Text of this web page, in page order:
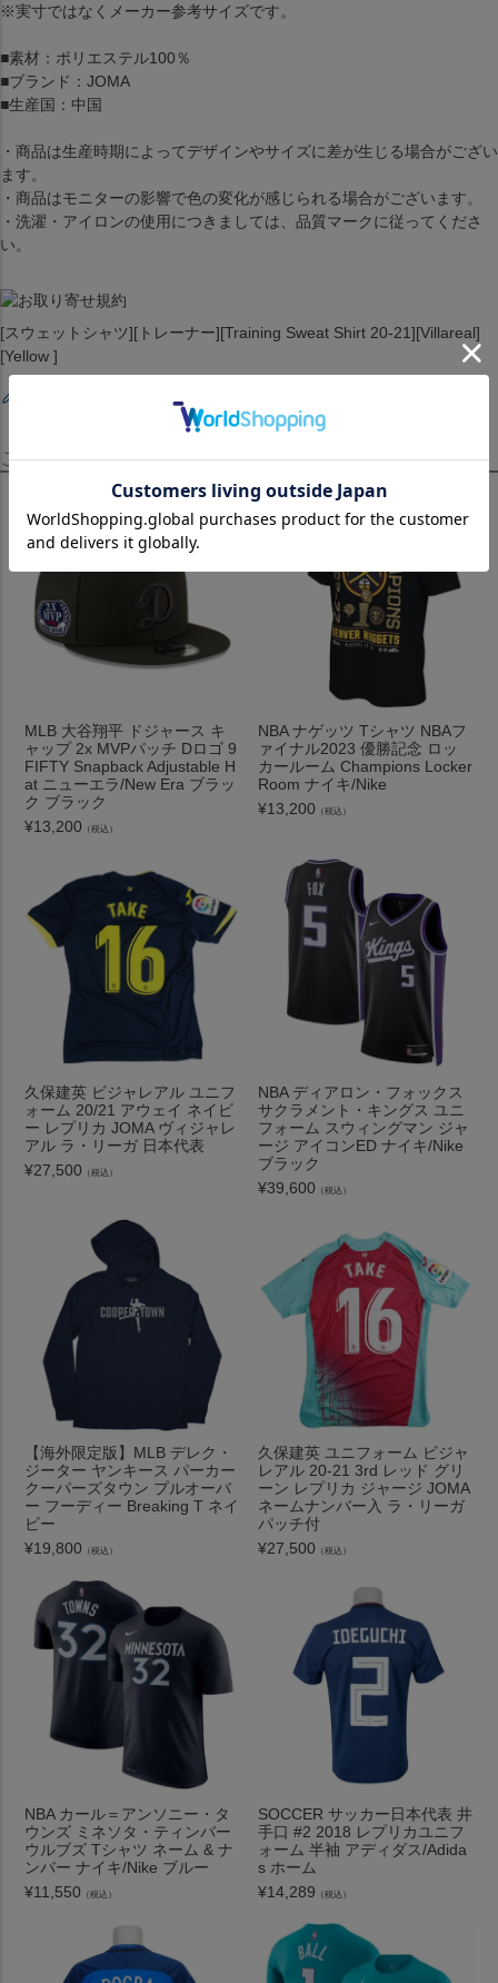
※実寸ではなくメーカー参考サイズです。
■素材：ポリエステル100％
■ブランド：JOMA
■生産国：中国
・商品は生産時期によってデザインやサイズに差が生じる場合がござい
ます。
・商品はモニターの影響で色の変化が感じられる場合がございます。
・洗濯・アイロンの使用につきましては、品質マークに従ってくださ
い。
[スウェットシャツ][トレーナー][Training Sweat Shirt 20-21][Villareal]
[Yellow ]
この商品を見たお客様はこちらも見ています！
MLB 大谷翔平 ドジャース キ
ャップ 2x MVPパッチ Dロゴ 9
FIFTY Snapback Adjustable H
at ニューエラ/New Era ブラッ
ク ブラック
¥13,200 （税込）
NBA ナゲッツ Tシャツ NBAフ
ァイナル2023 優勝記念 ロッ
カールーム Champions Locker
Room ナイキ/Nike
¥13,200 （税込）
久保建英 ビジャレアル ユニフ
ォーム 20/21 アウェイ ネイビ
ー レプリカ JOMA ヴィジャレ
アル ラ・リーガ 日本代表
¥27,500 （税込）
NBA ディアロン・フォックス
サクラメント・キングス ユニ
フォーム スウィングマン ジャ
ージ アイコンED ナイキ/Nike
ブラック
¥39,600 （税込）
【海外限定版】MLB デレク・
ジーター ヤンキース パーカー
クーパーズタウン プルオーバ
ー フーディー Breaking T ネイ
ビー
¥19,800 （税込）
久保建英 ユニフォーム ビジャ
レアル 20-21 3rd レッド グリ
ーン レプリカ ジャージ JOMA
ネームナンバー入 ラ・リーガ
パッチ付
¥27,500 （税込）
NBA カール＝アンソニー・タ
ウンズ ミネソタ・ティンバー
ウルブズ Tシャツ ネーム & ナ
ンバー ナイキ/Nike ブルー
¥11,550 （税込）
SOCCER サッカー日本代表 井
手口 #2 2018 レプリカユニフ
ォーム 半袖 アディダス/Adida
s ホーム
¥14,289 （税込）